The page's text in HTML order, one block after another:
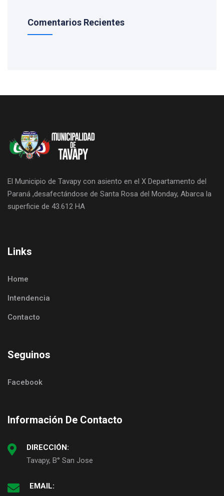
Comentarios Recientes
El Municipio de Tavapy con asiento en el X Departamento del
Paraná ,desafectándose de Santa Rosa del Monday, Abarca la
superficie de 43.612 HA
Links
Home
Intendencia
Contacto
Seguinos
Facebook
Información De Contacto
DIRECCIÓN:
Tavapy, B° San Jose
EMAIL: